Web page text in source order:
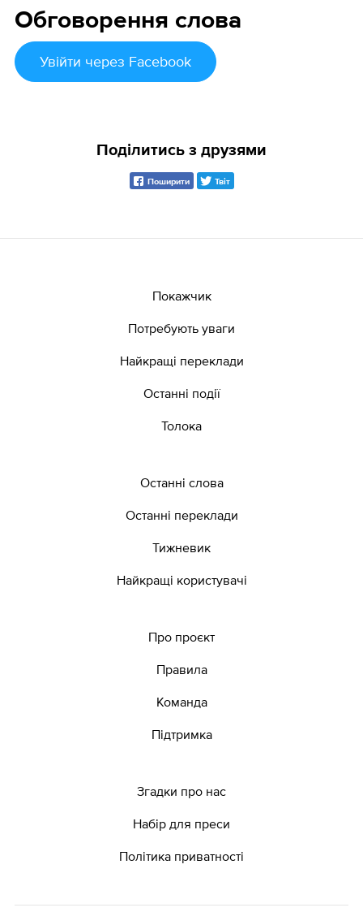
Обговорення слова
Увійти через Facebook
Поділитись з друзями
Поширити Твіт
Покажчик
Потребують уваги
Найкращі переклади
Останні події
Толока
Останні слова
Останні переклади
Тижневик
Найкращі користувачі
Про проєкт
Правила
Команда
Підтримка
Згадки про нас
Набір для преси
Політика приватності